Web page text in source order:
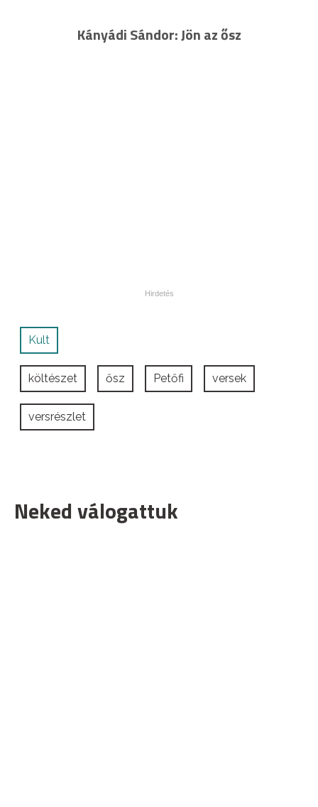
Kányádi Sándor: Jön az ősz
Kult
költészet ősz Petőfi versek
versrészlet
Neked válogattuk